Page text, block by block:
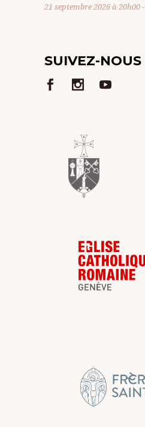
21 septembre 2026 à 20h00-
SUIVEZ-NOUS